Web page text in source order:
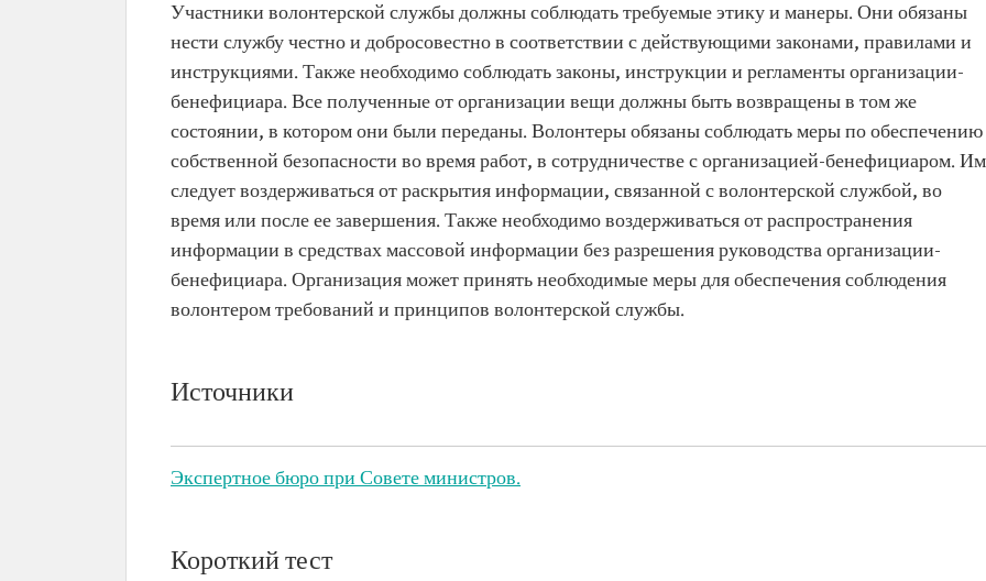
Участники волонтерской службы должны соблюдать требуемые этику и манеры. Они обязаны
нести службу честно и добросовестно в соответствии с действующими законами, правилами и
инструкциями. Также необходимо соблюдать законы, инструкции и регламенты организации-
бенефициара. Все полученные от организации вещи должны быть возвращены в том же
состоянии, в котором они были переданы. Волонтеры обязаны соблюдать меры по обеспечению
собственной безопасности во время работ, в сотрудничестве с организацией-бенефициаром. Им
следует воздерживаться от раскрытия информации, связанной с волонтерской службой, во
время или после ее завершения. Также необходимо воздерживаться от распространения
информации в средствах массовой информации без разрешения руководства организации-
бенефициара. Организация может принять необходимые меры для обеспечения соблюдения
волонтером требований и принципов волонтерской службы.
Источники
Экспертное бюро при Совете министров.
Короткий тест